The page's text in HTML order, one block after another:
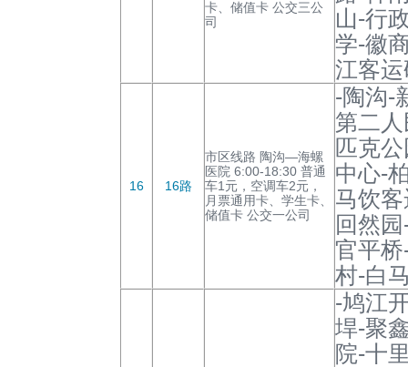
卡、储值卡 公交三公
司
山-行
学-徽
江客
16 16路
市区线路 陶沟—海螺
医院 6:00-18:30 普通
车1元，空调车2元，
月票通用卡、学生卡、
储值卡 公交一公司
-陶沟-
第二
匹克
中心-
马饮
回然
官平
村-白
-鸠江
垾-聚
院-十